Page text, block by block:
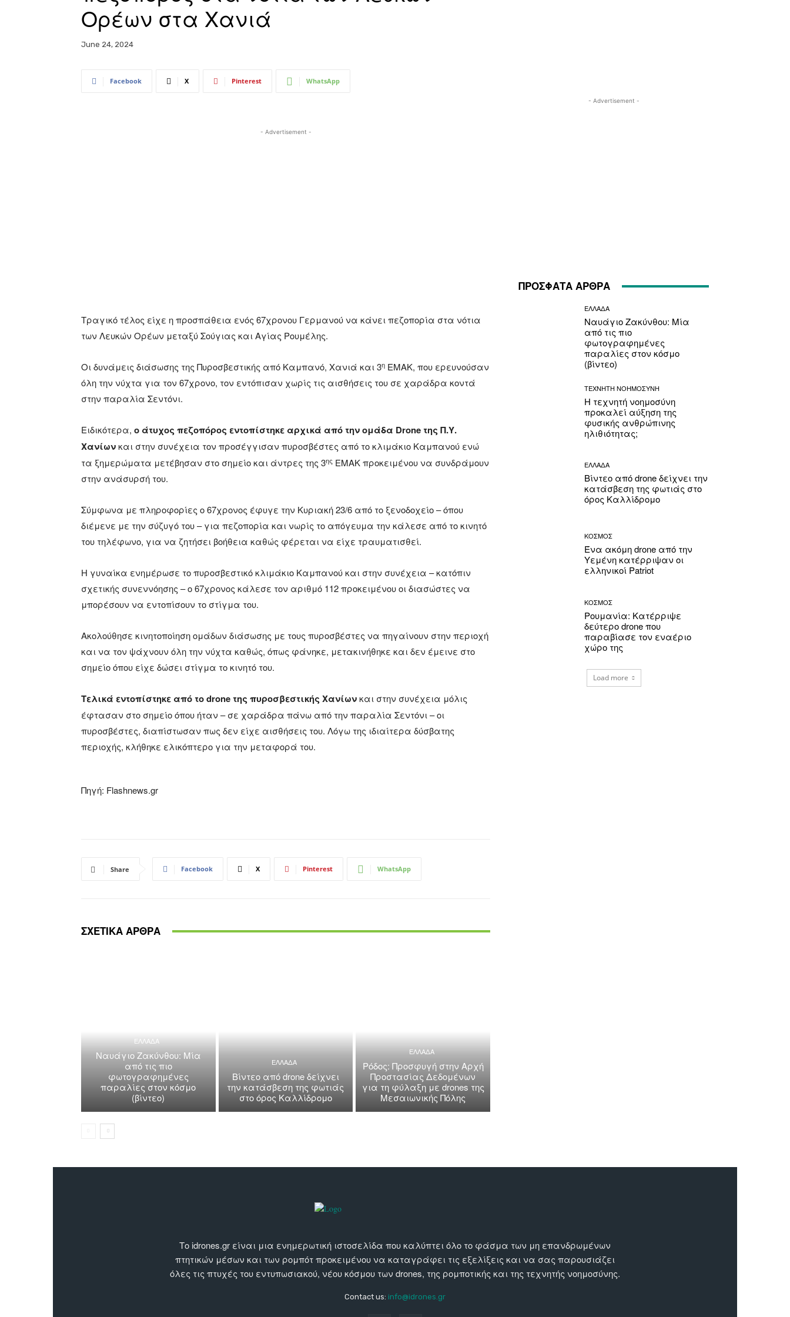
Ορέων στα Χανιά
June 24, 2024
Facebook X Pinterest WhatsApp
- Advertisement -
Τραγικό τέλος είχε η προσπάθεια ενός 67χρονου Γερμανού να κάνει πεζοπορία στα νότια
των Λευκών Ορέων μεταξύ Σούγιας και Αγίας Ρουμέλης.
Οι δυνάμεις διάσωσης της Πυροσβεστικής από Καμπανό, Χανιά και 3η ΕΜΑΚ, που ερευνούσαν
όλη την νύχτα για τον 67χρονο, τον εντόπισαν χωρίς τις αισθήσεις του σε χαράδρα κοντά
στην παραλία Σεντόνι.
Ειδικότερα, ο άτυχος πεζοπόρος εντοπίστηκε αρχικά από την ομάδα Drone της Π.Υ.
Χανίωνκαι στην συνέχεια τον προσέγγισαν πυροσβέστες από το κλιμάκιο Καμπανού ενώ
τα ξημερώματα μετέβησαν στο σημείο και άντρες της 3ης ΕΜΑΚ προκειμένου να συνδράμουν
στην ανάσυρσή του.
Σύμφωνα με πληροφορίες ο 67χρονος έφυγε την Κυριακή 23/6 από το ξενοδοχείο – όπου
διέμενε με την σύζυγό του – για πεζοπορία και νωρίς το απόγευμα την κάλεσε από το κινητό
του τηλέφωνο, για να ζητήσει βοήθεια καθώς φέρεται να είχε τραυματισθεί.
Η γυναίκα ενημέρωσε το πυροσβεστικό κλιμάκιο Καμπανού και στην συνέχεια – κατόπιν
σχετικής συνεννόησης – ο 67χρονος κάλεσε τον αριθμό 112 προκειμένου οι διασώστες να
μπορέσουν να εντοπίσουν το στίγμα του.
Ακολούθησε κινητοποίηση ομάδων διάσωσης με τους πυροσβέστες να πηγαίνουν στην περιοχή
και να τον ψάχνουν όλη την νύχτα καθώς, όπως φάνηκε, μετακινήθηκε και δεν έμεινε στο
σημείο όπου είχε δώσει στίγμα το κινητό του.
Τελικά εντοπίστηκε από το drone της πυροσβεστικής Χανίωνκαι στην συνέχεια μόλις
έφτασαν στο σημείο όπου ήταν – σε χαράδρα πάνω από την παραλία Σεντόνι – οι
πυροσβέστες, διαπίστωσαν πως δεν είχε αισθήσεις του. Λόγω της ιδιαίτερα δύσβατης
περιοχής, κλήθηκε ελικόπτερο για την μεταφορά του.
Πηγή: Flashnews.gr
Share Facebook X Pinterest WhatsApp
ΣΧΕΤΙΚΑ ΑΡΘΡΑ
ΕΛΛΑΔΑ
Ναυάγιο Ζακύνθου: Μία
από τις πιο
φωτογραφημένες
παραλίες στον κόσμο
(βίντεο)
ΕΛΛΑΔΑ
Βίντεο από drone δείχνει
την κατάσβεση της φωτιάς
στο όρος Καλλίδρομο
ΕΛΛΑΔΑ
Ρόδος: Προσφυγή στην Αρχή
Προστασίας Δεδομένων
για τη φύλαξη με drones της
Μεσαιωνικής Πόλης
- Advertisement -
ΠΡΟΣΦΑΤΑ ΑΡΘΡΑ
ΕΛΛΑΔΑ
Ναυάγιο Ζακύνθου: Μία
από τις πιο
φωτογραφημένες
παραλίες στον κόσμο
(βίντεο)
ΤΕΧΝΗΤΗ ΝΟΗΜΟΣΥΝΗ
Η τεχνητή νοημοσύνη
προκαλεί αύξηση της
φυσικής ανθρώπινης
ηλιθιότητας;
ΕΛΛΑΔΑ
Βίντεο από drone δείχνει την
κατάσβεση της φωτιάς στο
όρος Καλλίδρομο
ΚΟΣΜΟΣ
Ένα ακόμη drone από την
Υεμένη κατέρριψαν οι
ελληνικοί Patriot
ΚΟΣΜΟΣ
Ρουμανία: Κατέρριψε
δεύτερο drone που
παραβίασε τον εναέριο
χώρο της
Load more
Το idrones.gr είναι μια ενημερωτική ιστοσελίδα που καλύπτει όλο το φάσμα των μη επανδρωμένων
πτητικών μέσων και των ρομπότ προκειμένου να καταγράφει τις εξελίξεις και να σας παρουσιάζει
όλες τις πτυχές του εντυπωσιακού, νέου κόσμου των drones, της ρομποτικής και της τεχνητής νοημοσύνης.
Contact us: info@idrones.gr